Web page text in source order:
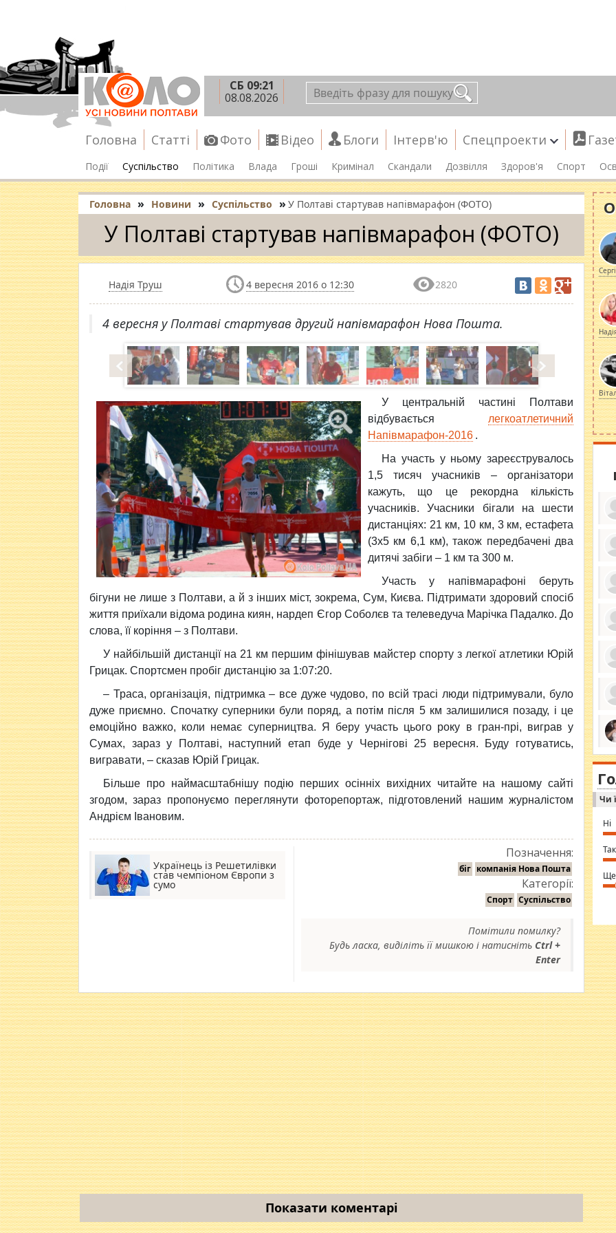
СБ 09:21
08.08.2026
Головна Статті Фото Відео Блоги Інтерв'ю Спецпроекти
Події Суспільство Політика Влада Гроші Кримінал Скандали Дозвілля Здоров'я Спорт
Головна » Новини » Суспільство » У Полтаві стартував напівмарафон (ФОТО)
У Полтаві стартував напівмарафон (ФОТО)
Надія Труш 4 вересня 2016 о 12:30 2820
4 вересня у Полтаві стартував другий напівмарафон Нова Пошта.
У центральній частині Полтави
відбувається
легкоатлетичний
Напівмарафон-2016 .
На участь у ньому зареєструвалось
1,5 тисяч учасників – організатори
кажуть, що це рекордна кількість
учасників. Учасники бігали на шести
дистанціях: 21 км, 10 км, 3 км, естафета
(3х5 км 6,1 км), також передбачені два
дитячі забіги – 1 км та 300 м.
Участь у напівмарафоні беруть
бігуни не лише з Полтави, а й з інших міст, зокрема, Сум, Києва. Підтримати здоровий спосіб
життя приїхали відома родина киян, нардеп Єгор Соболєв та телеведуча Марічка Падалко. До
слова, її коріння – з Полтави.
У найбільшій дистанції на 21 км першим фінішував майстер спорту з легкої атлетики Юрій
Грицак. Спортсмен пробіг дистанцію за 1:07:20.
– Траса, організація, підтримка – все дуже чудово, по всій трасі люди підтримували, було
дуже приємно. Спочатку суперники були поряд, а потім після 5 км залишилися позаду, і це
емоційно важко, коли немає суперництва. Я беру участь цього року в гран-прі, виграв у
Сумах, зараз у Полтаві, наступний етап буде у Чернігові 25 вересня. Буду готуватись,
вигравати, – сказав Юрій Грицак.
Більше про наймасштабнішу подію перших осінніх вихідних читайте на нашому сайті
згодом, зараз пропонуємо переглянути фоторепортаж, підготовлений нашим журналістом
Андрієм Івановим.
Українець із Решетилівки
став чемпіоном Європи з
сумо
Позначення:
біг компанія Нова Пошта
Категорії:
Спорт Суспільство
Помітили помилку?
Будь ласка, виділіть її мишкою і натисніть Ctrl +
Enter
Показати коментарі
за
ми
in
⇒
Чи
Ні
Так
Ще